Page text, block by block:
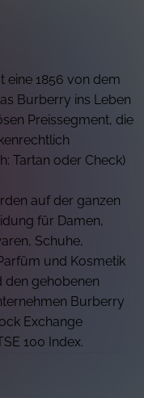
eine 1856 von dem
Burberry ins Leben
Preissegment, die
Tartan oder Check)
auf der ganzen
für Damen,
Schuhe,
und Kosmetik
den gehobenen
Burberry
Exchange
100 Index.